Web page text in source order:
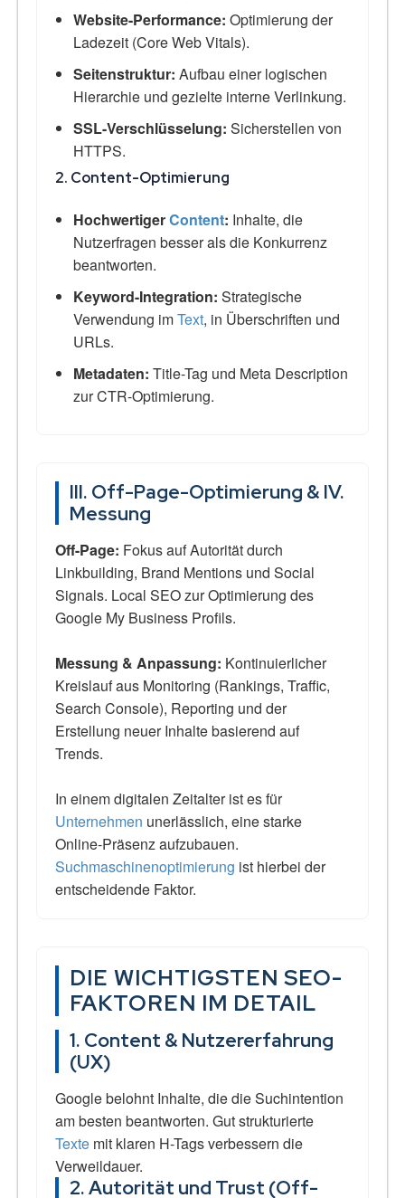
Website-Performance: Optimierung der
Ladezeit (Core Web Vitals).
Seitenstruktur: Aufbau einer logischen
Hierarchie und gezielte interne Verlinkung.
SSL-Verschlüsselung: Sicherstellen von
HTTPS.
2. Content-Optimierung
HochwertigerContent: Inhalte, die
Nutzerfragen besser als die Konkurrenz
beantworten.
Keyword-Integration: Strategische
Verwendung imText, in Überschriften und
URLs.
Metadaten: Title-Tag und Meta Description
zur CTR-Optimierung.
III. Off-Page-Optimierung & IV.
Messung
Off-Page: Fokus auf Autorität durch
Linkbuilding, Brand Mentions und Social
Signals. Local SEO zur Optimierung des
Google My Business Profils.
Messung & Anpassung: Kontinuierlicher
Kreislauf aus Monitoring (Rankings, Traffic,
Search Console), Reporting und der
Erstellung neuer Inhalte basierend auf
Trends.
In einem digitalen Zeitalter ist es für
Unternehmen unerlässlich, eine starke
Online-Präsenz aufzubauen.
Suchmaschinenoptimierung ist hierbei der
entscheidende Faktor.
DIE WICHTIGSTEN SEO-
FAKTOREN IM DETAIL
1. Content & Nutzererfahrung
(UX)
Google belohnt Inhalte, die die Suchintention
am besten beantworten. Gut strukturierte
Texte mit klaren H-Tags verbessern die
Verweildauer.
2. Autorität und Trust (Off-